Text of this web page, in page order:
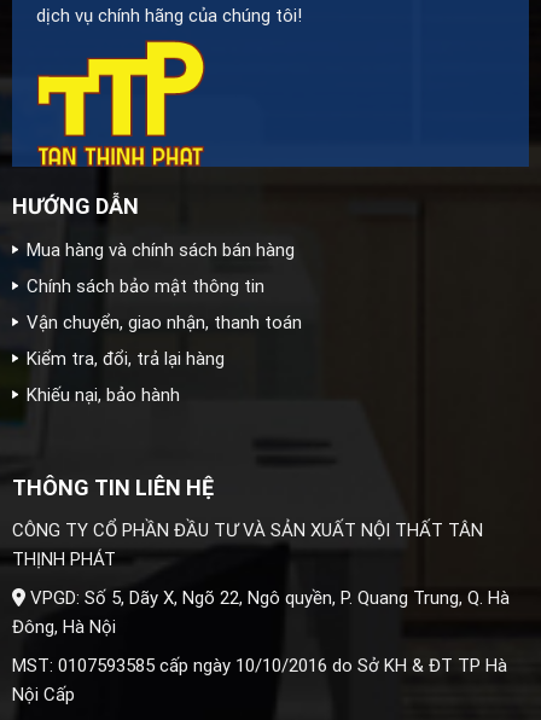
dịch vụ chính hãng của chúng tôi!
HƯỚNG DẪN
Mua hàng và chính sách bán hàng
Chính sách bảo mật thông tin
Vận chuyển, giao nhận, thanh toán
Kiểm tra, đổi, trả lại hàng
Khiếu nại, bảo hành
THÔNG TIN LIÊN HỆ
CÔNG TY CỔ PHẦN ĐẦU TƯ VÀ SẢN XUẤT NỘI THẤT TÂN
THỊNH PHÁT
VPGD: Số 5, Dãy X, Ngõ 22, Ngô quyền, P. Quang Trung, Q. Hà
Đông, Hà Nội
MST: 0107593585 cấp ngày 10/10/2016 do Sở KH & ĐT TP Hà
Nội Cấp